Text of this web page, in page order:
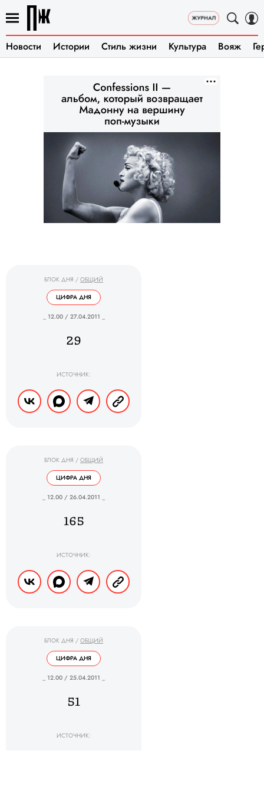
Новости Истории Стиль жизни Культура Вояж
БЛОК ДНЯ / ОБЩИЙ
ЦИФРА ДНЯ
_ 12.00 / 27.04.2011 _
29
ИСТОЧНИК:
БЛОК ДНЯ / ОБЩИЙ
ЦИФРА ДНЯ
_ 12.00 / 26.04.2011 _
165
ИСТОЧНИК:
БЛОК ДНЯ / ОБЩИЙ
ЦИФРА ДНЯ
_ 12.00 / 25.04.2011 _
51
ИСТОЧНИК: